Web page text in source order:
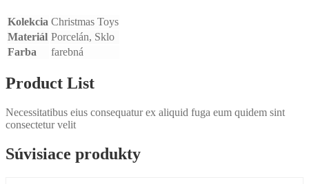
Kolekcia Christmas Toys
Materiál Porcelán, Sklo
Farba
farebná
Product List
Necessitatibus eius consequatur ex aliquid fuga eum quidem sint
consectetur velit
Súvisiace produkty